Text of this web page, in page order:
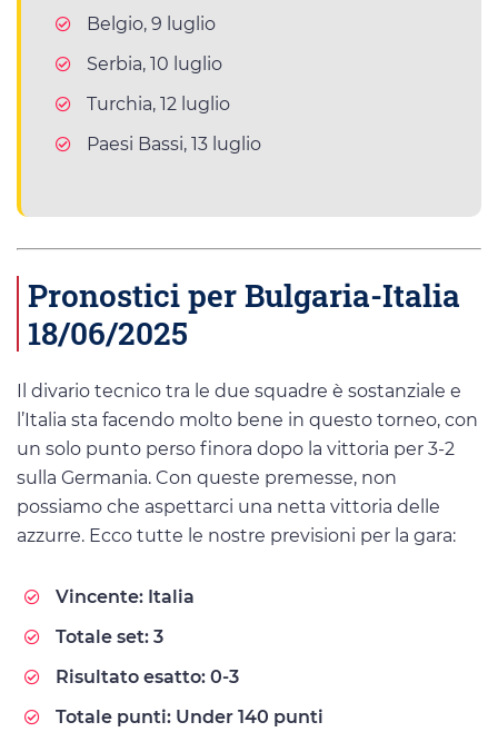
Belgio, 9 luglio
Serbia, 10 luglio
Turchia, 12 luglio
Paesi Bassi, 13 luglio
Pronostici per Bulgaria-Italia
18/06/2025
Il divario tecnico tra le due squadre è sostanziale e
l’Italia sta facendo molto bene in questo torneo, con
un solo punto perso finora dopo la vittoria per 3-2
sulla Germania. Con queste premesse, non
possiamo che aspettarci una netta vittoria delle
azzurre. Ecco tutte le nostre previsioni per la gara:
Vincente: Italia
Totale set: 3
Risultato esatto: 0-3
Totale punti: Under 140 punti